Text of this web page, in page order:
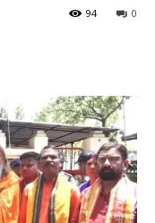
0
94